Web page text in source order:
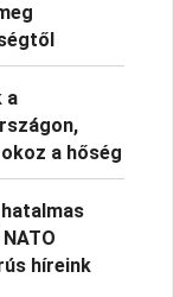
a
a hőség
híreink